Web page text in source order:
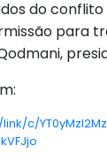
do
para
c/